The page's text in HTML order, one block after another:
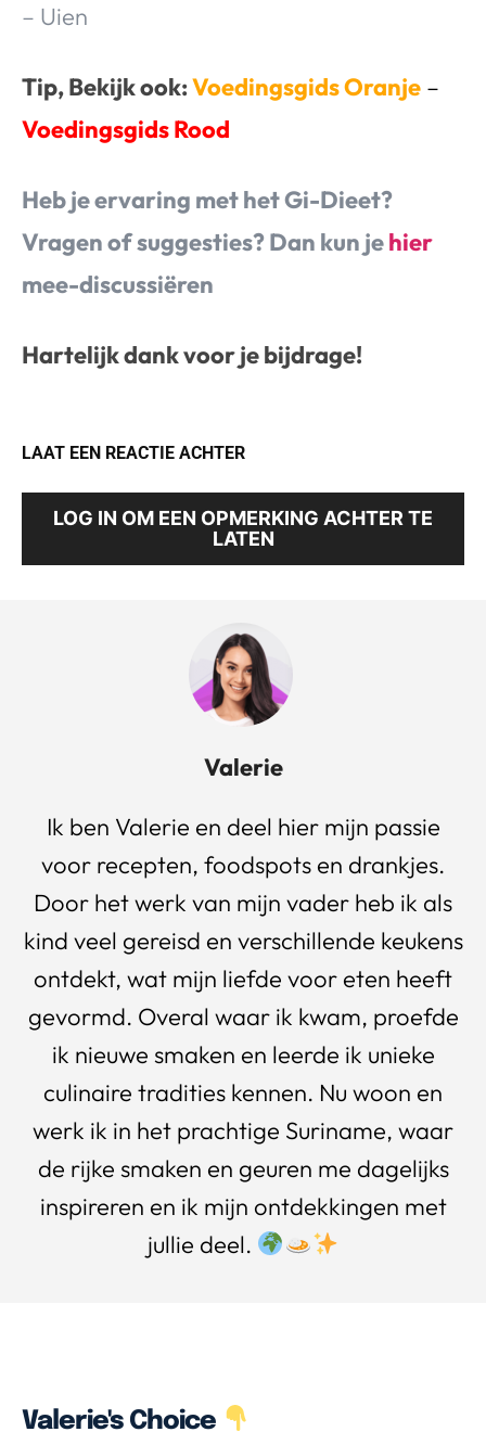
– Uien
Tip, Bekijk ook:Voedingsgids Oranje –
Voedingsgids Rood
Heb je ervaring met het Gi-Dieet?
Vragen of suggesties? Dan kun jehier
mee-discussiëren
Hartelijk dank voor je bijdrage!
LAAT EEN REACTIE ACHTER
LOG IN OM EEN OPMERKING ACHTER TE
LATEN
Valerie
Ik ben Valerie en deel hier mijn passie
voor recepten, foodspots en drankjes.
Door het werk van mijn vader heb ik als
kind veel gereisd en verschillende keukens
ontdekt, wat mijn liefde voor eten heeft
gevormd. Overal waar ik kwam, proefde
ik nieuwe smaken en leerde ik unieke
culinaire tradities kennen. Nu woon en
werk ik in het prachtige Suriname, waar
de rijke smaken en geuren me dagelijks
inspireren en ik mijn ontdekkingen met
jullie deel.
Valerie's Choice